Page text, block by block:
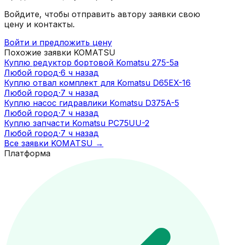
Войдите, чтобы отправить автору заявки свою
цену и контакты.
Войти и предложить цену
Похожие заявки KOMATSU
Куплю редуктор бортовой Komatsu 275-5а
Любой город·6 ч назад
Куплю отвал комплект для Komatsu D65EX-16
Любой город·7 ч назад
Куплю насос гидравлики Komatsu D375A-5
Любой город·7 ч назад
Куплю запчасти Komatsu PC75UU-2
Любой город·7 ч назад
Все заявки KOMATSU →
Платформа